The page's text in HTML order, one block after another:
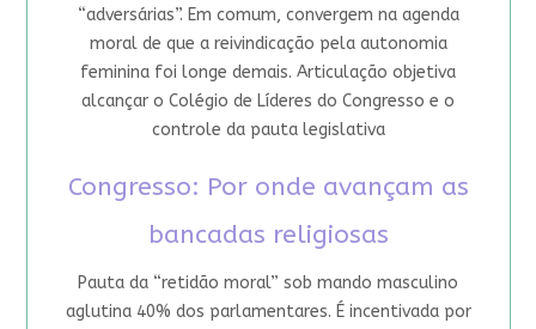
“adversárias”. Em comum, convergem na agenda
moral de que a reivindicação pela autonomia
feminina foi longe demais. Articulação objetiva
alcançar o Colégio de Líderes do Congresso e o
controle da pauta legislativa
Congresso: Por onde avançam as
bancadas religiosas
Pauta da “retidão moral” sob mando masculino
aglutina 40% dos parlamentares. É incentivada por